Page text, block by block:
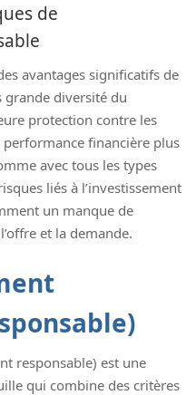
de
avantages significatifs de
grande diversité du
protection contre les
financière plus
avec tous les types
liés à l’investissement
un manque de
et la demande.
responsable) est une
qui combine des critères